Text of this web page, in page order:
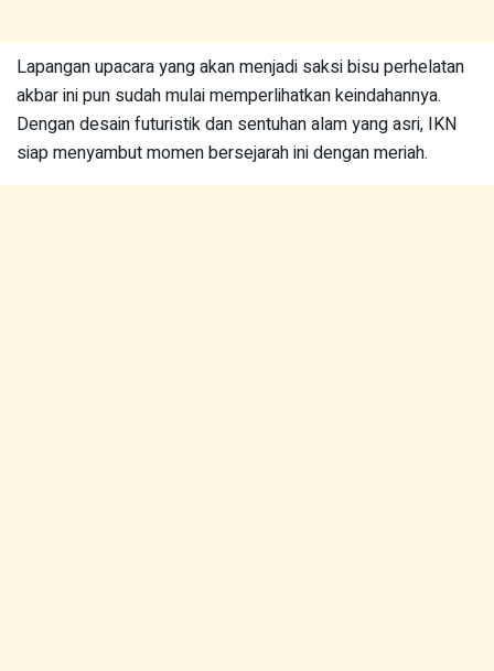
Lapangan upacara yang akan menjadi saksi bisu perhelatan
akbar ini pun sudah mulai memperlihatkan keindahannya.
Dengan desain futuristik dan sentuhan alam yang asri, IKN
siap menyambut momen bersejarah ini dengan meriah.